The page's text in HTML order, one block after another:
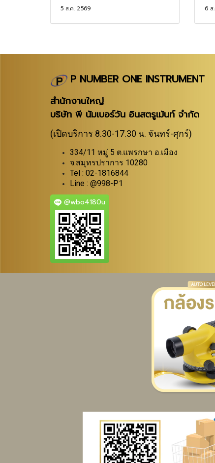
5 ส.ค. 2569 6 ส
P NUMBER ONE INSTRUMENT
สำนักงานใหญ่
บริษัท พี นัมเบอร์วัน อินสตรูเม้นท์ จำกัด
(เปิดบริการ 8.30-17.30 น. จันทร์-ศุกร์)
334/11 หมู่ 5 ต.แพรกษา อ.เมือง
จ.สมุทรปราการ 10280
Tel : 02-1816844
Line : @998-P1
@wbo4180u